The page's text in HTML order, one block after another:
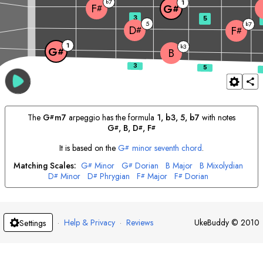
G# 1 B b3
D# 5 F#
b7
F# G# 1
3 5
The G#m7arpeggio has the formula 1, b3, 5, b7with notes
G#, B, D#, F#
It is based on the G# minor seventh chord.
Matching Scales: G# Minor G# Dorian B Major B Mixolydian
D# Minor D# Phrygian F# Major F# Dorian
Settings · Help & Privacy · Reviews UkeBuddy © 2010